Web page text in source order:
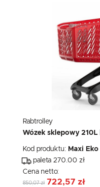
Rabtrolley
Wózek sklepowy 210L
Kod produktu: Maxi
paleta 270.00 zł
Cena netto:
850,07 zł 722,57 zł